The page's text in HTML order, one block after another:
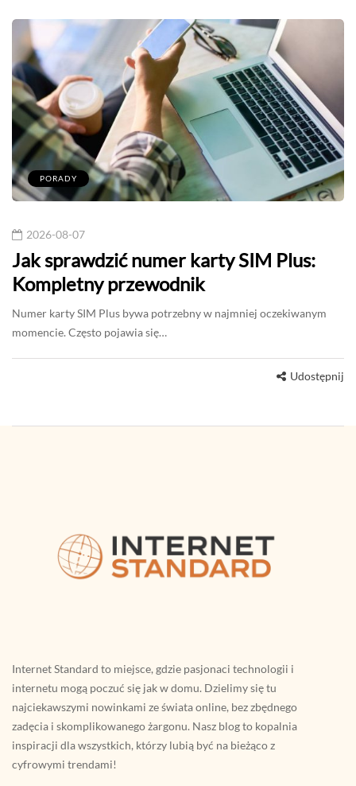
PORADY
2026-08-07
Jak sprawdzić numer karty SIM Plus:
Kompletny przewodnik
Numer karty SIM Plus bywa potrzebny w najmniej oczekiwanym
momencie. Często pojawia się…
Udostępnij
Internet Standard to miejsce, gdzie pasjonaci technologii i
internetu mogą poczuć się jak w domu. Dzielimy się tu
najciekawszymi nowinkami ze świata online, bez zbędnego
zadęcia i skomplikowanego żargonu. Nasz blog to kopalnia
inspiracji dla wszystkich, którzy lubią być na bieżąco z
cyfrowymi trendami!